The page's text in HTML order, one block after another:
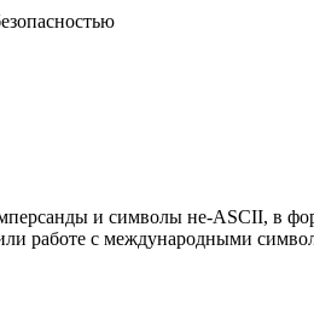
и символы не-ASCII, в
или работе с международными